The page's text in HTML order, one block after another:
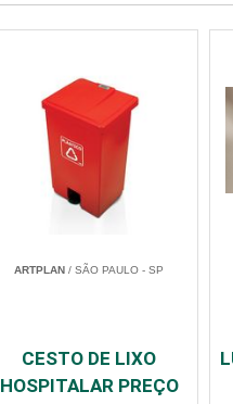
ARTPLAN / SÃO PAULO - SP
CESTO DE LIXO
HOSPITALAR PREÇO